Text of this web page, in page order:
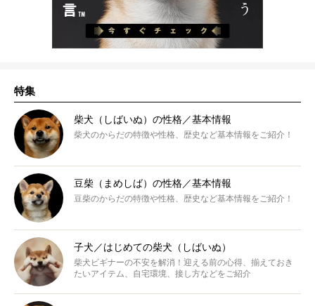
特集
柴犬（しばいぬ）の性格／基本情報
柴犬のからだの特徴や性格、歴史など基本情報をご紹介！
豆柴（まめしば）の性格／基本情報
豆柴のからだの特徴や性格、歴史など基本情報をご紹介！
子犬／はじめての柴犬（しばいぬ）
柴犬ビギナーの不安を解消！迎える前の心得、揃えておき
たいアイテム、自宅環境、接し方などをご紹介